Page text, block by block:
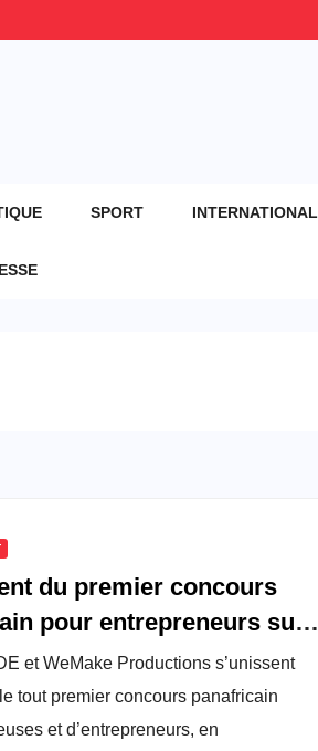
SPORT INTERNATIONAL
du premier concours
pour entrepreneurs sur
et WeMake Productions s’unissent
tout premier concours panafricain
et d’entrepreneurs, en